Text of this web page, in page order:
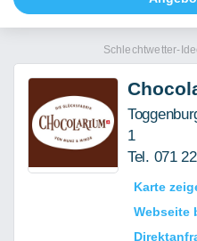
Schlechtwetter-
1
Tel. 071
Karte
Webseite